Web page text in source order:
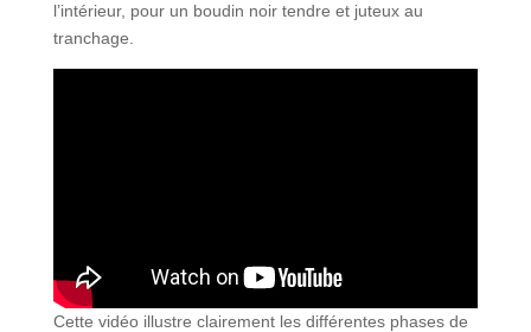
l’intérieur, pour un boudin noir tendre et juteux au
tranchage.
Cette vidéo illustre clairement les différentes phases de